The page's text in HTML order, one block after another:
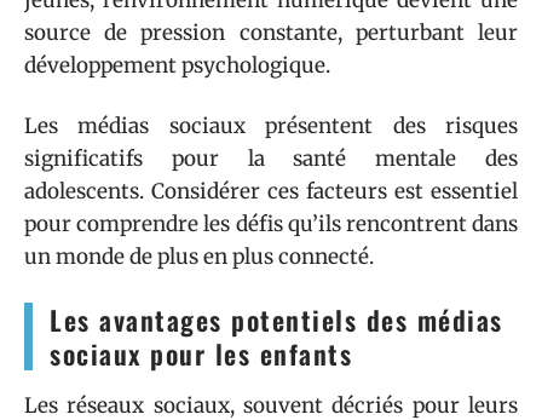
source de pression constante, perturbant leur
développement psychologique.
Les médias sociaux présentent des risques
significatifs pour la santé mentale des
adolescents. Considérer ces facteurs est essentiel
pour comprendre les défis qu’ils rencontrent dans
un monde de plus en plus connecté.
Les avantages potentiels des médias
sociaux pour les enfants
Les réseaux sociaux, souvent décriés pour leurs